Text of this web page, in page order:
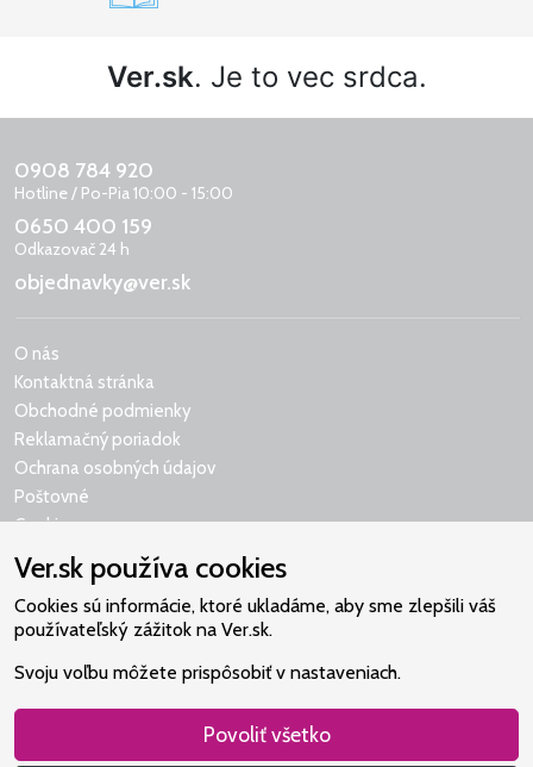
Ver.sk. Je to vec srdca.
0908 784 920
Hotline / Po-Pia 10:00 - 15:00
0650 400 159
Odkazovač 24 h
objednavky@ver.sk
O nás
Kontaktná stránka
Obchodné podmienky
Reklamačný poriadok
Ochrana osobných údajov
Poštovné
Cookies
Naše srdce je v Martindome.
Podporujeme aktivity spoločenstva,
ktoré pomáha nájsť vzťah s Bohom.
Ver.sk používa cookies
Cookies sú informácie, ktoré ukladáme, aby sme zlepšili váš
používateľský zážitok na Ver.sk.
Svoju voľbu môžete prispôsobiť v nastaveniach.
Povoliť všetko